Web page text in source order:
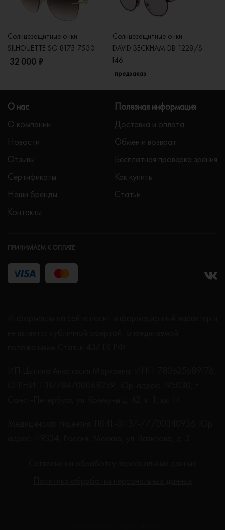
Солнцезащитные очки
SILHOUETTE SG 8175 7530
32 000 ₽
Солнцезащитные очки
DAVID BECKHAM DB 1228/S
I46
предзаказ
О нас
О компании
Новости
Отзывы
Сертификаты
Наши бренды
Контакты
Полезная информация
Доставка и оплата
Обмен и возврат
Бесплатная проверка зрения
Как купить
Статьи
ПРИНИМАЕМ К ОПЛАТЕ